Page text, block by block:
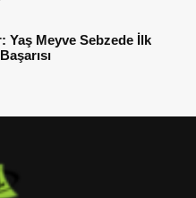
Yaş Meyve Sebzede İlk